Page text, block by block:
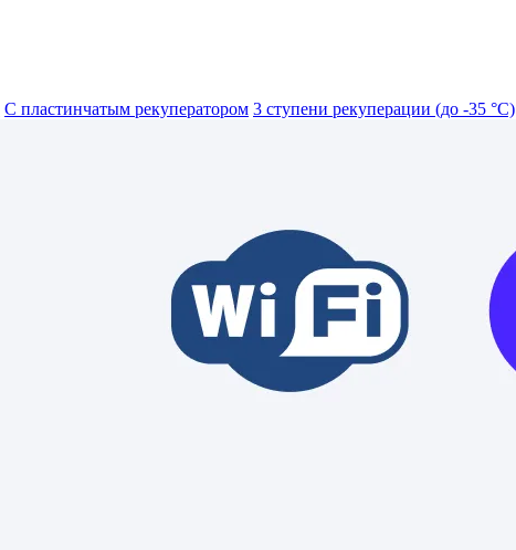
С пластинчатым рекуператором 3 ступени рекуперации (до -35 °C)